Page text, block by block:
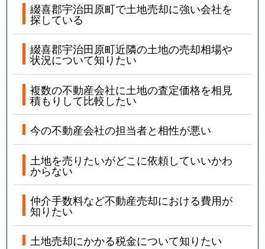
綴喜郡宇治田原町で土地売却に強い会社を
探している
綴喜郡宇治田原町近隣の土地の売却相場や
状況について知りたい
複数の不動産会社に土地の査定価格を相見
積もりして比較したい
今の不動産会社の担当者と相性が悪い
土地を売りたいがどこに依頼していいかわ
からない
仲介手数料など不動産売却における費用が
知りたい
土地売却にかかる税金について知りたい